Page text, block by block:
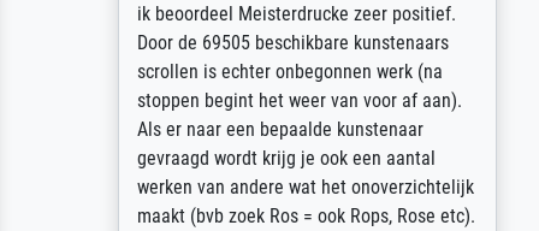
ik beoordeel Meisterdrucke zeer positief.
Door de 69505 beschikbare kunstenaars
scrollen is echter onbegonnen werk (na
stoppen begint het weer van voor af aan).
Als er naar een bepaalde kunstenaar
gevraagd wordt krijg je ook een aantal
werken van andere wat het onoverzichtelijk
maakt (bvb zoek Ros = ook Rops, Rose etc).